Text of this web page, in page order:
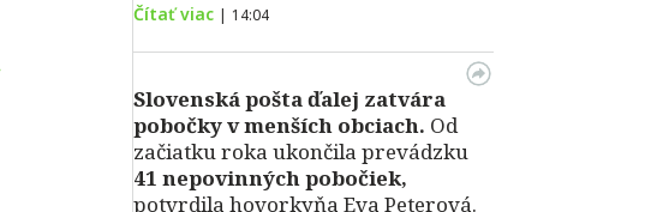
Čítať viac | 14:04
Slovenská pošta ďalej zatvára
pobočky v menších obciach. Od
začiatku roka ukončila prevádzku
41 nepovinných pobočiek,
potvrdila hovorkyňa Eva Peterová.